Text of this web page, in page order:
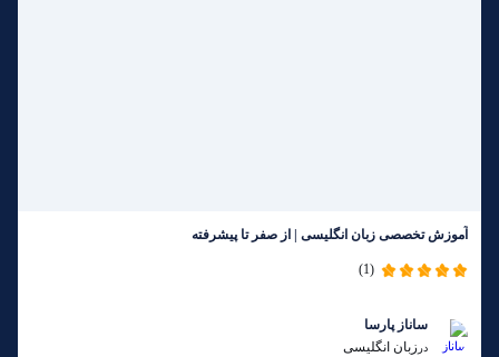
آموزش تخصصی زبان انگلیسی | از صفر تا پیشرفته
(1)
ساناز پارسا
در زبان انگلیسی